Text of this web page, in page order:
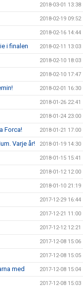
2018-03-01 13:38
2018-02-19 09:52
2018-02-16 14:44
i finalen 2018-02-11 13:03
2018-02-10 18:03
2018-02-10 17:47
2018-02-01 16:30
2018-01-26 22:41
2018-01-24 23:00
Forca! 2018-01-21 17:00
Varje år! 2018-01-19 14:30
2018-01-15 15:41
2018-01-12 12:00
2018-01-10 21:19
2017-12-29 16:44
2017-12-21 11:00
2017-12-12 12:21
2017-12-08 15:06
2017-12-08 15:05
med 2017-12-08 15:04
2017-12-08 15:03